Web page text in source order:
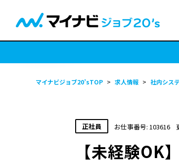
マイナビジョブ20’sTOP > 求人情報 > 社内シス
正社員 お仕事番号: 103616
【未経験OK